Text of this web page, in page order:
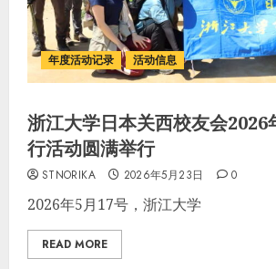
年度活动记录 活动信息
浙江大学日本关西校友会2026
行活动圆满举行
STNORIKA 2026年5月23日 0
2026年5月17号，浙江大学
READ MORE